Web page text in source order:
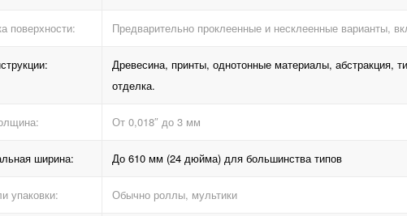
поверхности: Предварительно проклеенные и несклеенные варианты,
Древесина, принты, однотонные материалы, абстракция,
отделка.
От 0,018″ до 3 мм
ширина: До 610 мм (24 дюйма) для большинства типов
упаковки: Обычно роллы, мультики